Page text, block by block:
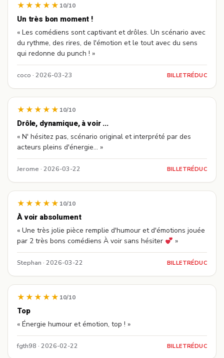
★★★★★ 10/10
Un très bon moment !
« Les comédiens sont captivant et drôles. Un scénario avec
du rythme, des rires, de l'émotion et le tout avec du sens
qui redonne du punch ! »
coco · 2026-03-23 BILLETRÉDUC
★★★★★ 10/10
Drôle, dynamique, à voir ...
« N' hésitez pas, scénario original et interprété par des
acteurs pleins d'énergie... »
Jerome · 2026-03-22 BILLETRÉDUC
★★★★★ 10/10
À voir absolument
« Une très jolie pièce remplie d'humour et d'émotions jouée
par 2 très bons comédiens À voir sans hésiter
»
Stephan · 2026-03-22 BILLETRÉDUC
★★★★★ 10/10
Top
« Énergie humour et émotion, top ! »
fgth98 · 2026-02-22 BILLETRÉDUC